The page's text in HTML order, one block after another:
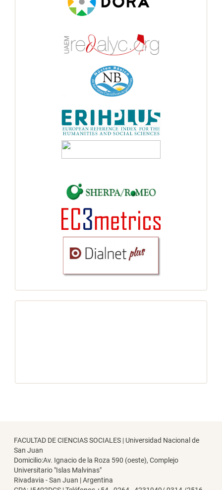
FACULTAD DE CIENCIAS SOCIALES | Universidad Nacional de
San Juan
Domicilio:Av. Ignacio de la Roza 590 (oeste), Complejo
Universitario "Islas Malvinas"
Rivadavia - San Juan | Argentina